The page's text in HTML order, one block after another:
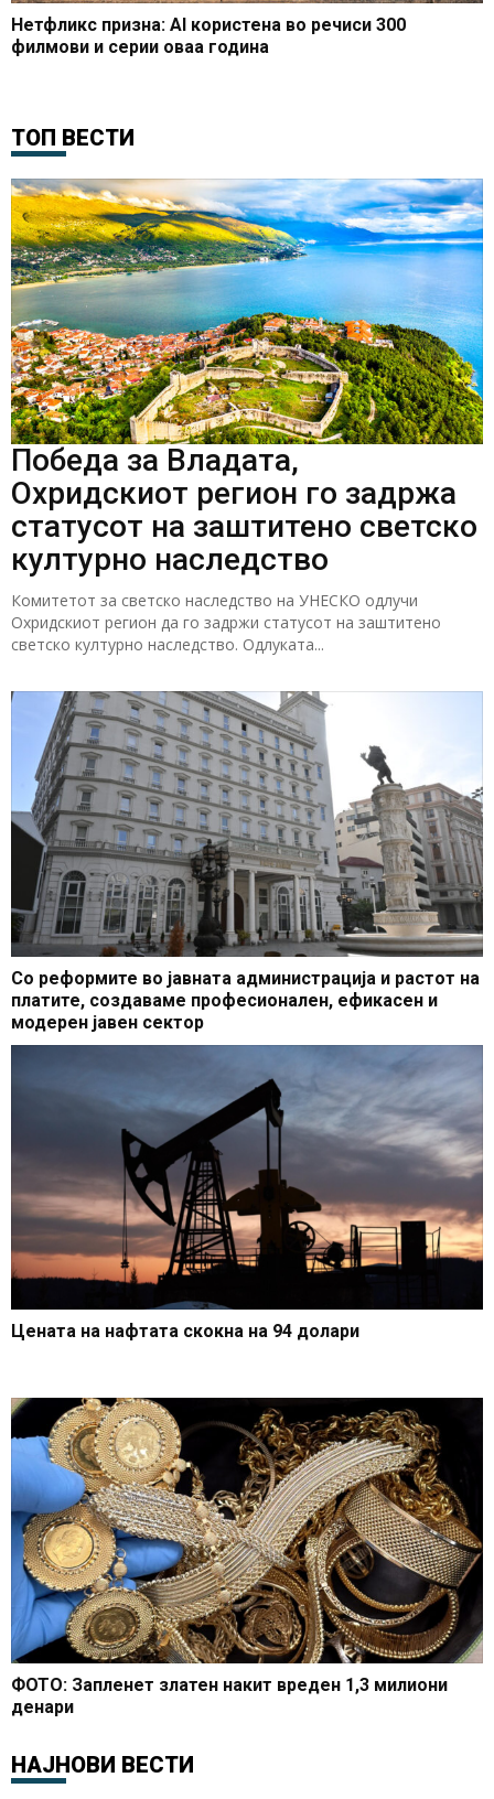
Нетфликс призна: AI користена во речиси 300
филмови и серии оваа година
ТОП ВЕСТИ
Победа за Владата,
Охридскиот регион го задржа
статусот на заштитено светско
културно наследство
Комитетот за светско наследство на УНЕСКО одлучи
Охридскиот регион да го задржи статусот на заштитено
светско културно наследство. Одлуката...
Со реформите во јавната администрација и растот на
платите, создаваме професионален, ефикасен и
модерен јавен сектор
Цената на нафтата скокна на 94 долари
ФОТО: Запленет златен накит вреден 1,3 милиони
денари
НАЈНОВИ ВЕСТИ